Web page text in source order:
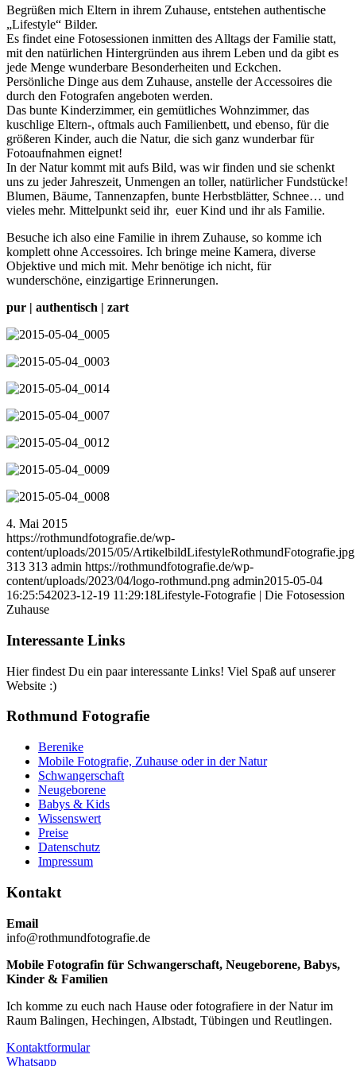
Begrüßen mich Eltern in ihrem Zuhause, entstehen authentische
„Lifestyle“ Bilder.
Es findet eine Fotosessionen inmitten des Alltags der Familie statt,
mit den natürlichen Hintergründen aus ihrem Leben und da gibt es
jede Menge wunderbare Besonderheiten und Eckchen.
Persönliche Dinge aus dem Zuhause, anstelle der Accessoires die
durch den Fotografen angeboten werden.
Das bunte Kinderzimmer, ein gemütliches Wohnzimmer, das
kuschlige Eltern-, oftmals auch Familienbett, und ebenso, für die
größeren Kinder, auch die Natur, die sich ganz wunderbar für
Fotoaufnahmen eignet!
In der Natur kommt mit aufs Bild, was wir finden und sie schenkt
uns zu jeder Jahreszeit, Unmengen an toller, natürlicher Fundstücke!
Blumen, Bäume, Tannenzapfen, bunte Herbstblätter, Schnee… und
vieles mehr. Mittelpunkt seid ihr, euer Kind und ihr als Familie.
Besuche ich also eine Familie in ihrem Zuhause, so komme ich
komplett ohne Accessoires. Ich bringe meine Kamera, diverse
Objektive und mich mit. Mehr benötige ich nicht, für
wunderschöne, einzigartige Erinnerungen.
pur | authentisch | zart
4. Mai 2015
https://rothmundfotografie.de/wp-
content/uploads/2015/05/ArtikelbildLifestyleRothmundFotografie.jpg
313 313 admin https://rothmundfotografie.de/wp-
content/uploads/2023/04/logo-rothmund.png admin2015-05-04
16:25:542023-12-19 11:29:18Lifestyle-Fotografie | Die Fotosession
Zuhause
Interessante Links
Hier findest Du ein paar interessante Links! Viel Spaß auf unserer
Website :)
Rothmund Fotografie
Berenike
Mobile Fotografie, Zuhause oder in der Natur
Schwangerschaft
Neugeborene
Babys & Kids
Wissenswert
Preise
Datenschutz
Impressum
Kontakt
Email
info@rothmundfotografie.de
Mobile Fotografin für Schwangerschaft, Neugeborene, Babys,
Kinder & Familien
Ich komme zu euch nach Hause oder fotografiere in der Natur im
Raum Balingen, Hechingen, Albstadt, Tübingen und Reutlingen.
Kontaktformular
Whatsapp